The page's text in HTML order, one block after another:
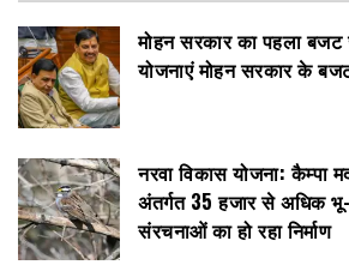
मोहन सरकार का पहला बजट
योजनाएं मोहन सरकार के
नरवा विकास योजना: कैम्पा
अंतर्गत 35 हजार से अधिक
संरचनाओं का हो रहा निर्माण